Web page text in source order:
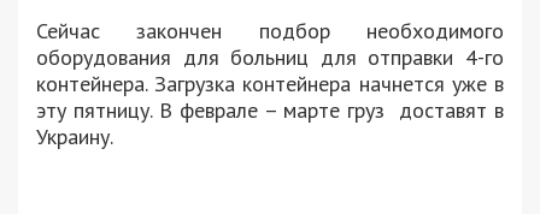
Сейчас закончен подбор необходимого
оборудования для больниц для отправки 4-го
контейнера. Загрузка контейнера начнется уже в
эту пятницу. В феврале – марте груз доставят в
Украину.